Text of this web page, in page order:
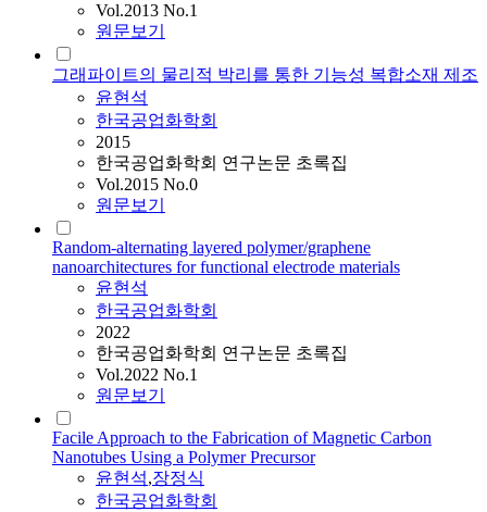
Vol.2013 No.1
원문보기
그래파이트의 물리적 박리를 통한 기능성 복합소재 제조
윤현석
한국공업화학회
2015
한국공업화학회 연구논문 초록집
Vol.2015 No.0
원문보기
Random-alternating layered polymer/graphene
nanoarchitectures for functional electrode materials
윤현석
한국공업화학회
2022
한국공업화학회 연구논문 초록집
Vol.2022 No.1
원문보기
Facile Approach to the Fabrication of Magnetic Carbon
Nanotubes Using a Polymer Precursor
윤현석,장정식
한국공업화학회